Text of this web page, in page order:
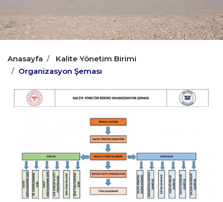
Anasayfa
Kalite Yönetim Birimi
Organizasyon Şeması